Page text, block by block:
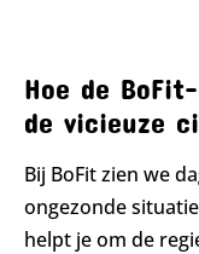
Hoe de
de vicieuze
Bij BoFit zien we
ongezonde
helpt je om de